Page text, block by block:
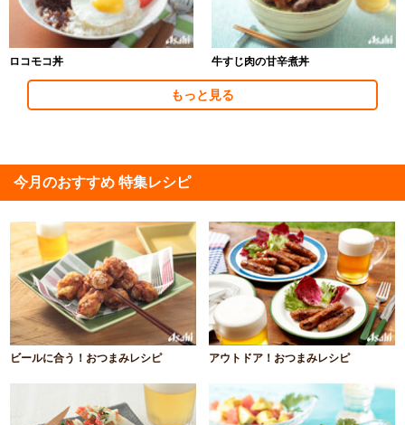
ロコモコ丼 牛すじ肉の甘辛煮丼
もっと見る
今月のおすすめ 特集レシピ
ビールに合う！おつまみレシピ アウトドア！おつまみレシピ